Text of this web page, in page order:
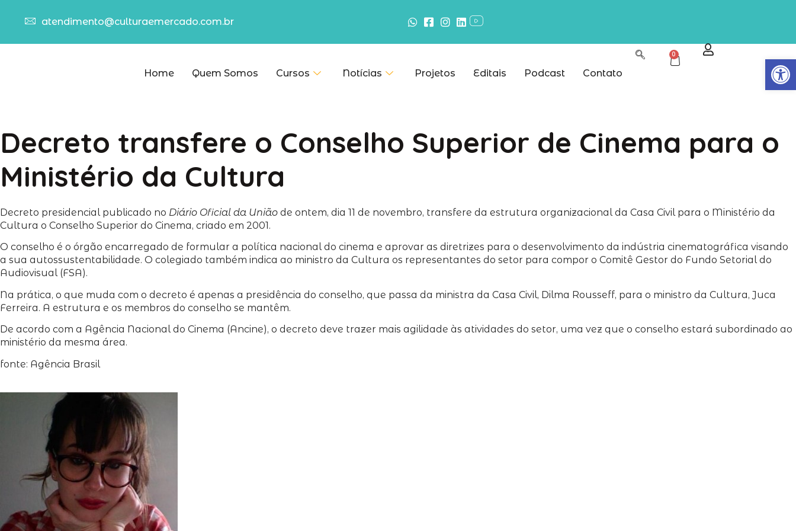
Abrir
atendimento@culturaemercado.com.br
Home Quem Somos Cursos Notícias Projetos Editais Podcast Contato
0
Decreto transfere o Conselho Superior de Cinema para o
Ministério da Cultura
Decreto presidencial publicado no Diário Oficial da União de ontem, dia 11 de novembro, transfere da estrutura organizacional da Casa Civil para o Ministério da
Cultura o Conselho Superior do Cinema, criado em 2001.
O conselho é o órgão encarregado de formular a política nacional do cinema e aprovar as diretrizes para o desenvolvimento da indústria cinematográfica visando
a sua autossustentabilidade. O colegiado também indica ao ministro da Cultura os representantes do setor para compor o Comitê Gestor do Fundo Setorial do
Audiovisual (FSA).
Na prática, o que muda com o decreto é apenas a presidência do conselho, que passa da ministra da Casa Civil, Dilma Rousseff, para o ministro da Cultura, Juca
Ferreira. A estrutura e os membros do conselho se mantêm.
De acordo com a Agência Nacional do Cinema (Ancine), o decreto deve trazer mais agilidade às atividades do setor, uma vez que o conselho estará subordinado ao
ministério da mesma área.
fonte: Agência Brasil